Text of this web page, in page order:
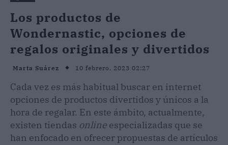
Los productos de
Wondernastic, opciones de
regalos originales y divertidos
Marta Suárez 10 febrero, 2023 02:27
Cada vez es más habitual buscar en internet
opciones de productos divertidos y únicos a la
hora de regalar. En este ámbito, actualmente,
existen tiendas online especializadas que se
han enfocado en ofrecer propuestas de artículos